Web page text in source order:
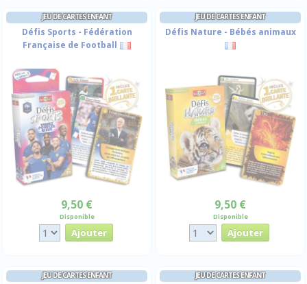
JEU DE CARTES ENFANT
Défis Sports - Fédération
Française de Football
9,50 €
Disponible
JEU DE CARTES ENFANT
Défis Nature - Bébés animaux
9,50 €
Disponible
JEU DE CARTES ENFANT JEU DE CARTES ENFANT